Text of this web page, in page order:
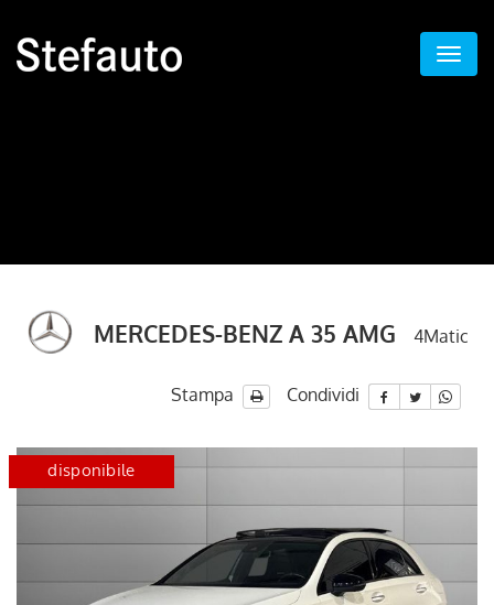
MERCEDES-BENZ A 35 AMG 4Matic
Stampa Condividi
disponibile